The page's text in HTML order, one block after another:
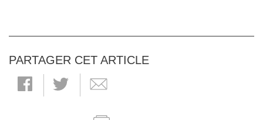
PARTAGER CET ARTICLE